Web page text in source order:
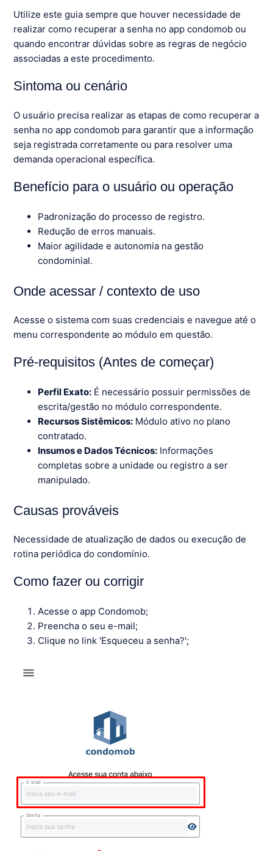
Utilize este guia sempre que houver necessidade de
realizar como recuperar a senha no app condomob ou
quando encontrar dúvidas sobre as regras de negócio
associadas a este procedimento.
Sintoma ou cenário
O usuário precisa realizar as etapas de como recuperar a
senha no app condomob para garantir que a informação
seja registrada corretamente ou para resolver uma
demanda operacional específica.
Benefício para o usuário ou operação
Padronização do processo de registro.
Redução de erros manuais.
Maior agilidade e autonomia na gestão
condominial.
Onde acessar / contexto de uso
Acesse o sistema com suas credenciais e navegue até o
menu correspondente ao módulo em questão.
Pré-requisitos (Antes de começar)
Perfil Exato: É necessário possuir permissões de
escrita/gestão no módulo correspondente.
Recursos Sistêmicos: Módulo ativo no plano
contratado.
Insumos e Dados Técnicos: Informações
completas sobre a unidade ou registro a ser
manipulado.
Causas prováveis
Necessidade de atualização de dados ou execução de
rotina periódica do condomínio.
Como fazer ou corrigir
Acesse o app Condomob;
Preencha o seu e-mail;
Clique no link 'Esqueceu a senha?';